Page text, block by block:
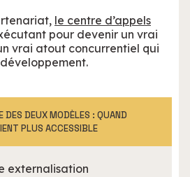
le centre d’appels
pour devenir un vrai
vrai atout concurrentiel qui
DES DEUX MODÈLES : QUAND
PLUS ACCESSIBLE
externalisation